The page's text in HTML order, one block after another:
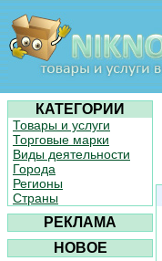
КАТЕГОРИИ
Товары и услуги
Торговые марки
Виды деятельности
Города
Регионы
Страны
РЕКЛАМА
НОВОЕ